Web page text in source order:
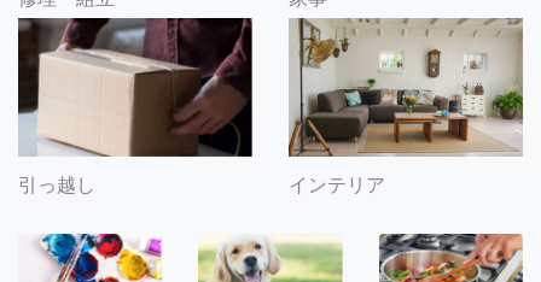
引っ越し インテリア